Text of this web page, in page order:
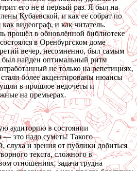
его не в первый раз. Я был на
Кубаевской, и как ее собрат по
видеограф, и как читатель.
прошёл в обновлённой библиотеке
в Оренбургском доме
вечер, несомненно, был самым
был найден оптимальный ритм
не только на репетициях,
более акцентированы нюансы
ушли в прошлое недочёты и
на премьерах.
аудиторию в состоянии
это надо суметь! Такого
слуха и зрения от публики добиться
текста, сложного в
отношениях, задача трудна